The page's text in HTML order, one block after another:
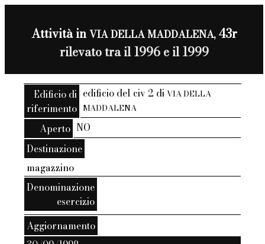
Attività inVIA DELLA MADDALENA,43r
rilevato tra il 1996 e il 1999
Edificio di
riferimento
edificio del civ 2 diVIA DELLA
MADDALENA
Aperto NO
Destinazione
magazzino
Denominazione
esercizio
Aggiornamento